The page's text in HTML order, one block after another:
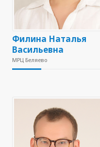
Филина Наталья
Васильевна
МРЦ Беляево